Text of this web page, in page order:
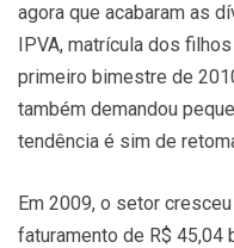
agora que acabaram as
IPVA, matrícula dos
primeiro bimestre de
também demandou
tendência é sim de
Em 2009, o setor
faturamento de R$ 45,04